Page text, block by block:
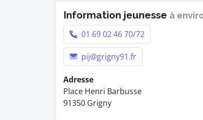
Information jeunesse à
01 69 02 46 70/72
pij@grigny91.fr
Adresse
Place Henri Barbusse
91350 Grigny